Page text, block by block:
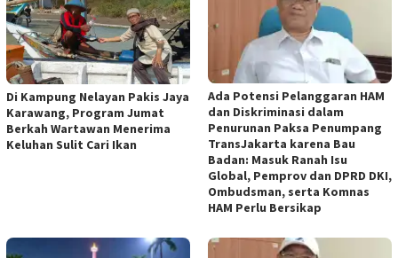
Di Kampung Nelayan Pakis Jaya
Karawang, Program Jumat
Berkah Wartawan Menerima
Keluhan Sulit Cari Ikan
Ada Potensi Pelanggaran HAM
dan Diskriminasi dalam
Penurunan Paksa Penumpang
TransJakarta karena Bau
Badan: Masuk Ranah Isu
Global, Pemprov dan DPRD DKI,
Ombudsman, serta Komnas
HAM Perlu Bersikap